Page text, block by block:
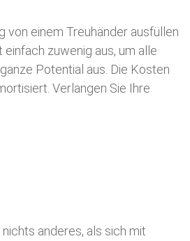
von einem Treuhänder ausfüllen
zuwenig aus, um alle
Potential aus. Die Kosten
Verlangen Sie Ihre
anderes, als sich mit